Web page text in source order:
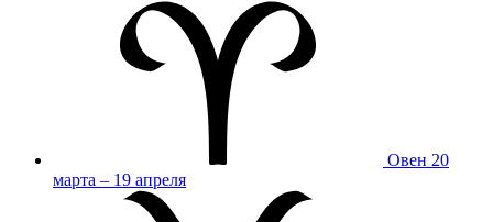
Овен 20
марта – 19 апреля